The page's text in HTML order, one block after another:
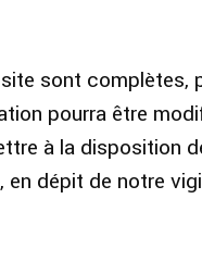
sont complètes,
pourra être
à la disposition
dépit de notre